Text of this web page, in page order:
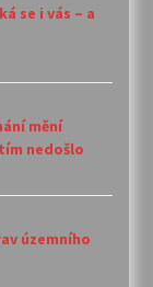
se i vás – a
mění
nedošlo
územního